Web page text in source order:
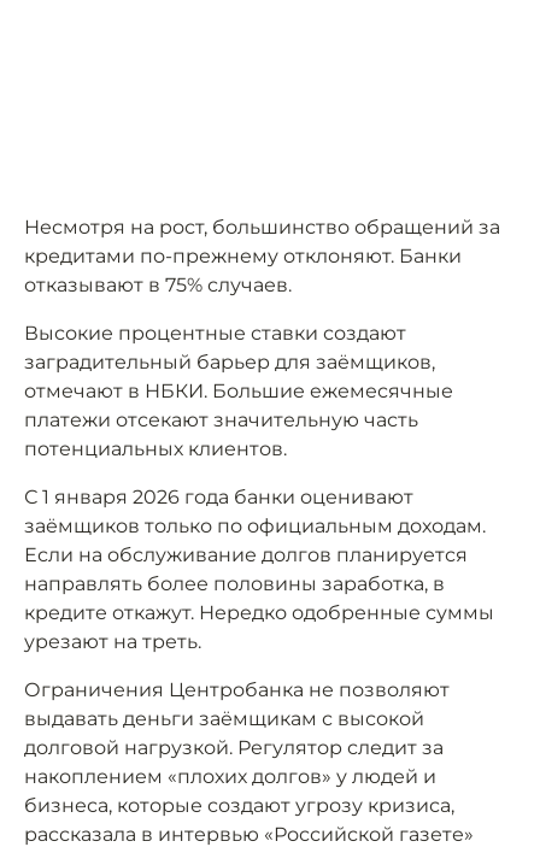
Несмотря на рост, большинство обращений за
кредитами по-прежнему отклоняют. Банки
отказывают в 75% случаев.
Высокие процентные ставки создают
заградительный барьер для заёмщиков,
отмечают в НБКИ. Большие ежемесячные
платежи отсекают значительную часть
потенциальных клиентов.
С 1 января 2026 года банки оценивают
заёмщиков только по официальным доходам.
Если на обслуживание долгов планируется
направлять более половины заработка, в
кредите откажут. Нередко одобренные суммы
урезают на треть.
Ограничения Центробанка не позволяют
выдавать деньги заёмщикам с высокой
долговой нагрузкой. Регулятор следит за
накоплением «плохих долгов» у людей и
бизнеса, которые создают угрозу кризиса,
рассказала в интервью «Российской газете»